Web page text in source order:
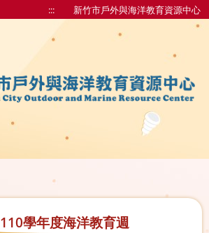
::: 新竹市戶外與海洋教育資源中心
110學年度海洋教育週